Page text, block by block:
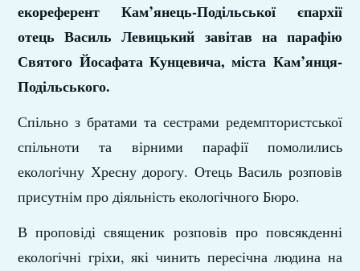
екореферент Кам’янець-Подільської єпархії
отець Василь Левицький завітав на парафію
Святого Йосафата Кунцевича, міста Кам’янця-
Подільського.
Спільно з братами та сестрами редемптористської
спільноти та вірними парафії помолились
екологічну Хресну дорогу. Отець Василь розповів
присутнім про діяльність екологічного Бюро.
В проповіді священик розповів про повсякденні
екологічні гріхи, які чинить пересічна людина на